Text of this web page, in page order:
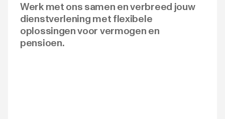
Werk met ons samen en verbreed jouw
dienstverlening met flexibele
oplossingen voor vermogen en
pensioen.